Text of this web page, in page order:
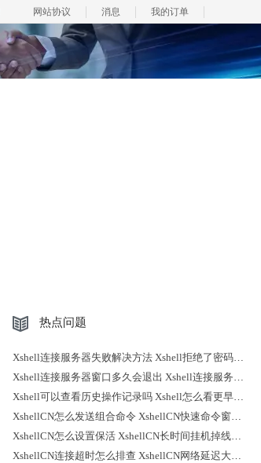
网站协议 消息 我的订单
热点问题
Xshell连接服务器失败解决方法 Xshell拒绝了密码怎么回事
Xshell连接服务器窗口多久会退出 Xshell连接服务器时不弹出登录提示
Xshell可以查看历史操作记录吗 Xshell怎么看更早之前的记录
XshellCN怎么发送组合命令 XshellCN快速命令窗口怎么打开
XshellCN怎么设置保活 XshellCN长时间挂机掉线怎么减少
XshellCN连接超时怎么排查 XshellCN网络延迟大怎么优化